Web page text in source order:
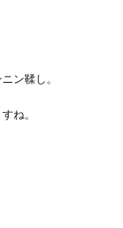
ン鞣し。
ね。